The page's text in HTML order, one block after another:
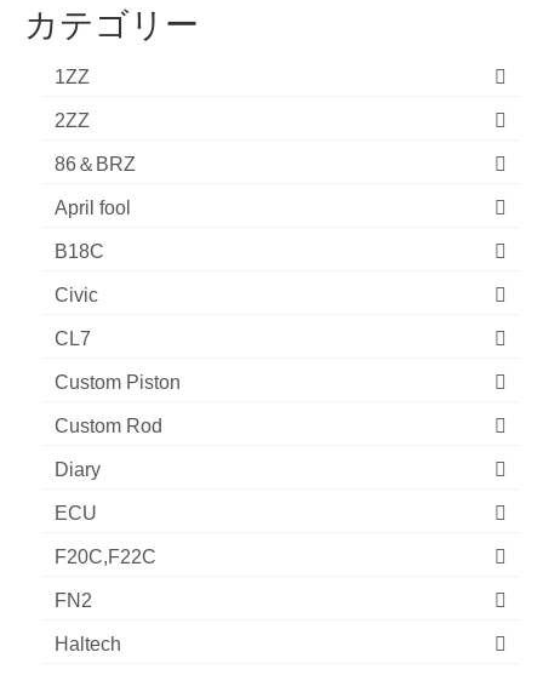
カテゴリー
1ZZ
2ZZ
86＆BRZ
April fool
B18C
Civic
CL7
Custom Piston
Custom Rod
Diary
ECU
F20C,F22C
FN2
Haltech